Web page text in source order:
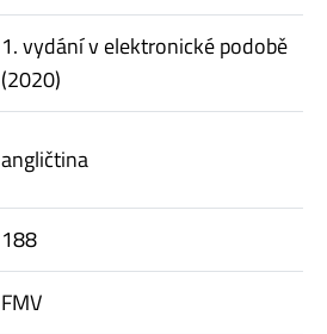
1. vydání v elektronické podobě
(2020)
angličtina
188
FMV